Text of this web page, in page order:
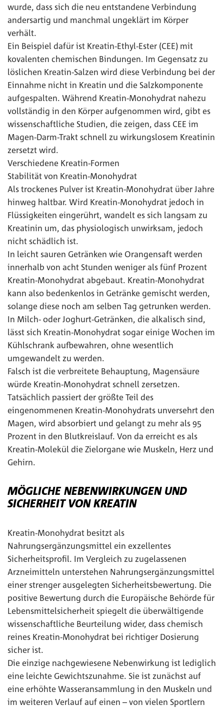
wurde, dass sich die neu entstandene Verbindung
andersartig und manchmal ungeklärt im Körper
verhält.
Ein Beispiel dafür ist Kreatin-Ethyl-Ester (CEE) mit
kovalenten chemischen Bindungen. Im Gegensatz zu
löslichen Kreatin-Salzen wird diese Verbindung bei der
Einnahme nicht in Kreatin und die Salzkomponente
aufgespalten. Während Kreatin-Monohydrat nahezu
vollständig in den Körper aufgenommen wird, gibt es
wissenschaftliche Studien, die zeigen, dass CEE im
Magen-Darm-Trakt schnell zu wirkungslosem Kreatinin
zersetzt wird.
Verschiedene Kreatin-Formen
Stabilität von Kreatin-Monohydrat
Als trockenes Pulver ist Kreatin-Monohydrat über Jahre
hinweg haltbar. Wird Kreatin-Monohydrat jedoch in
Flüssigkeiten eingerührt, wandelt es sich langsam zu
Kreatinin um, das physiologisch unwirksam, jedoch
nicht schädlich ist.
In leicht sauren Getränken wie Orangensaft werden
innerhalb von acht Stunden weniger als fünf Prozent
Kreatin-Monohydrat abgebaut. Kreatin-Monohydrat
kann also bedenkenlos in Getränke gemischt werden,
solange diese noch am selben Tag getrunken werden.
In Milch- oder Joghurt-Getränken, die alkalisch sind,
lässt sich Kreatin-Monohydrat sogar einige Wochen im
Kühlschrank aufbewahren, ohne wesentlich
umgewandelt zu werden.
Falsch ist die verbreitete Behauptung, Magensäure
würde Kreatin-Monohydrat schnell zersetzen.
Tatsächlich passiert der größte Teil des
eingenommenen Kreatin-Monohydrats unversehrt den
Magen, wird absorbiert und gelangt zu mehr als 95
Prozent in den Blutkreislauf. Von da erreicht es als
Kreatin-Molekül die Zielorgane wie Muskeln, Herz und
Gehirn.
MÖGLICHE NEBENWIRKUNGEN UND
SICHERHEIT VON KREATIN
Kreatin-Monohydrat besitzt als
Nahrungsergänzungsmittel ein exzellentes
Sicherheitsprofil. Im Vergleich zu zugelassenen
Arzneimitteln unterstehen Nahrungsergänzungsmittel
einer strenger ausgelegten Sicherheitsbewertung. Die
positive Bewertung durch die Europäische Behörde für
Lebensmittelsicherheit spiegelt die überwältigende
wissenschaftliche Beurteilung wider, dass chemisch
reines Kreatin-Monohydrat bei richtiger Dosierung
sicher ist.
Die einzige nachgewiesene Nebenwirkung ist lediglich
eine leichte Gewichtszunahme. Sie ist zunächst auf
eine erhöhte Wasseransammlung in den Muskeln und
im weiteren Verlauf auf einen – von vielen Sportlern